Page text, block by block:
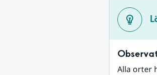
Alla orter